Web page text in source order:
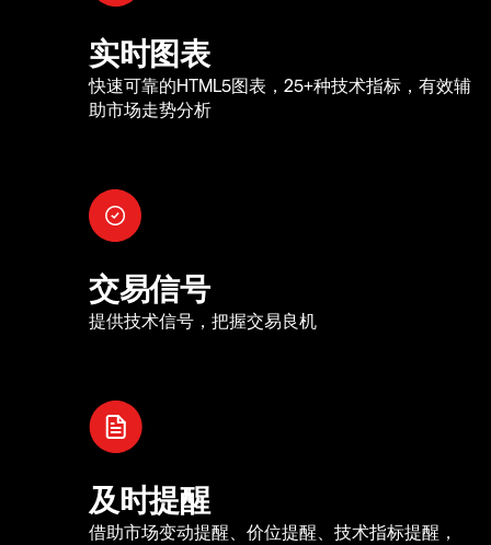
实时图表
快速可靠的HTML5图表，25+种技术指标，有效辅
助市场走势分析
交易信号
提供技术信号，把握交易良机
及时提醒
借助市场变动提醒、价位提醒、技术指标提醒，